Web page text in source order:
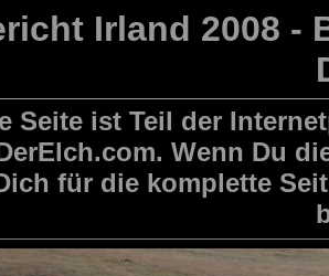
Irland 2008 -
Seite ist Teil der
Wenn Du
für die komplette